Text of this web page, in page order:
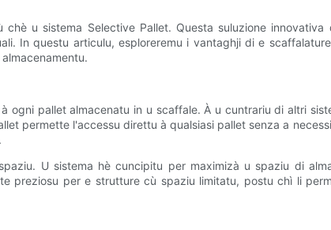
u sistema Selective Pallet. Questa suluzione innovativa
In questu articulu, esploreremu i vantaghji di e
ogni pallet almacenatu in u scaffale. À u cuntrariu di altri
permette l'accessu direttu à qualsiasi pallet senza a
U sistema hè cuncipitu per maximizà u spaziu di
preziosu per e strutture cù spaziu limitatu, postu chì li